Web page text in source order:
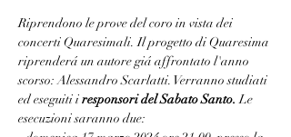
Riprendono le prove del coro in vista dei
concerti Quaresimali. Il progetto di Quaresima
riprenderá un autore giá affrontato l'anno
scorso: Alessandro Scarlatti. Verranno studiati
ed eseguiti i responsori del Sabato Santo. Le
esecuzioni saranno due: